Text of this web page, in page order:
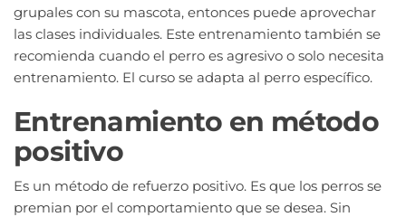
grupales con su mascota, entonces puede aprovechar
las clases individuales. Este entrenamiento también se
recomienda cuando el perro es agresivo o solo necesita
entrenamiento. El curso se adapta al perro específico.
Entrenamiento en método
positivo
Es un método de refuerzo positivo. Es que los perros se
premian por el comportamiento que se desea. Sin